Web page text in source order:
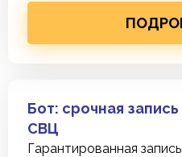
Бот: срочная запись
СВЦ
Гарантированная